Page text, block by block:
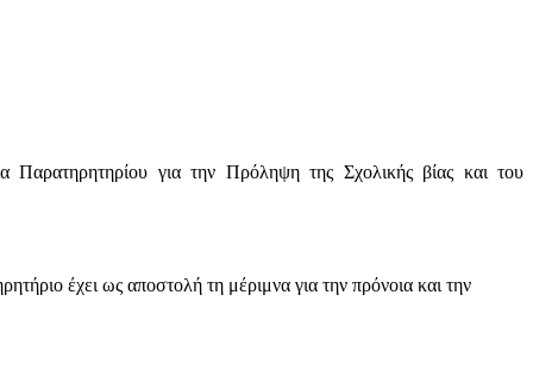
για την Πρόληψη της Σχολικής βίας και του
έχει ως αποστολή τη μέριμνα για την πρόνοια και την